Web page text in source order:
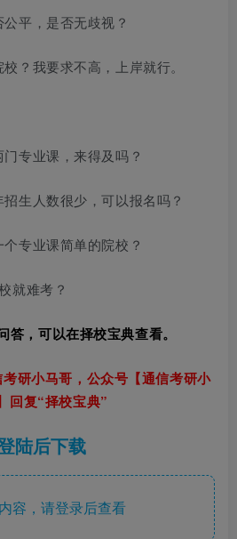
平，是否无歧视？
？我要求不高，上岸就行。
专业课，来得及吗？
生人数很少，可以报名吗？
专业课简单的院校？
就难考？
答，可以在择校宝典查看。
研小马哥， 公众号【通信考研小
回复“择校宝典”
陆后下载
容，请登录后查看